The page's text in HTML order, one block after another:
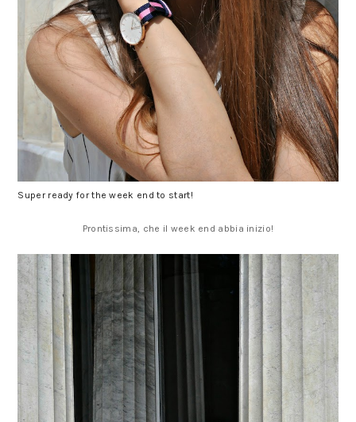
Super ready for the week end to start!
Prontissima, che il week end abbia inizio!